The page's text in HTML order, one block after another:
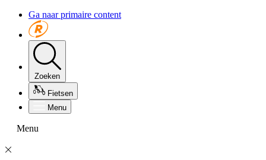
Ga naar primaire content
Zoeken
Fietsen
Menu
Menu